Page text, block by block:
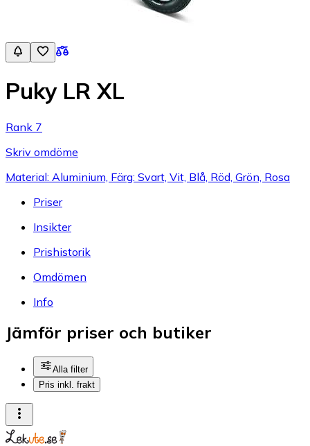
Puky LR XL
Rank 7
Skriv omdöme
Material: Aluminium, Färg: Svart, Vit, Blå, Röd, Grön, Rosa
Priser
Insikter
Prishistorik
Omdömen
Info
Jämför priser och butiker
Alla filter
Pris inkl. frakt